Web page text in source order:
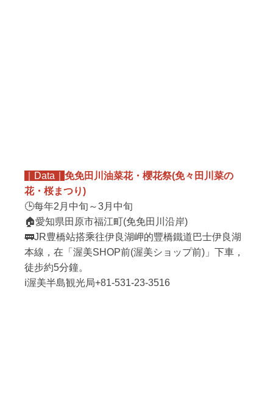
｜Data｜ 免免田川油菜花・櫻花祭(免々田川菜の
花・桜まつり)
🕒每年2月中旬～3月中旬
🏠愛知県田原市福江町(免免田川沿岸)
🚃JR豊橋站搭乘往伊良湖岬的豐橋鐵道巴士伊良湖
本線，在「渥美SHOP前(渥美ショップ前)」下車，
徒步約5分鐘。
ℹ渥美半島観光局+81-531-23-3516